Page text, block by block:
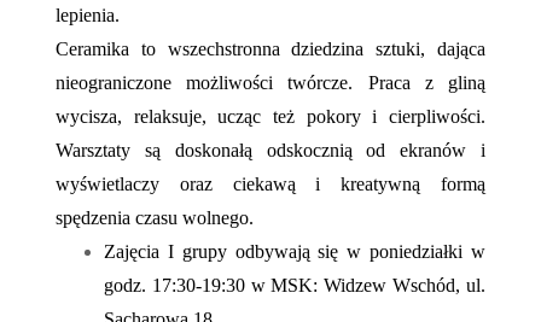
lepienia.
Ceramika to wszechstronna dziedzina sztuki, dająca
nieograniczone możliwości twórcze. Praca z gliną
wycisza, relaksuje, ucząc też pokory i cierpliwości.
Warsztaty są doskonałą odskocznią od ekranów i
wyświetlaczy oraz ciekawą i kreatywną formą
spędzenia czasu wolnego.
Zajęcia I grupy odbywają się w poniedziałki w
godz. 17:30-19:30 w MSK: Widzew Wschód, ul.